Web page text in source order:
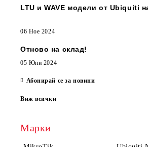
LTU и WAVE модели от Ubiquiti
06 Ное 2024
Отново на склад!
05 Юни 2024
Абонирай се за новини
Виж всички
Марки